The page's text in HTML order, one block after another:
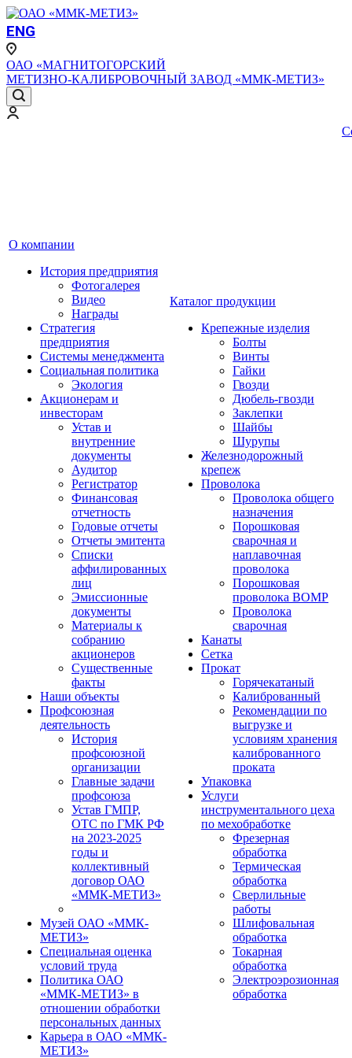
ENG
ОАО «МАГНИТОГОРСКИЙ
МЕТИЗНО-КАЛИБРОВОЧНЫЙ ЗАВОД «ММК-МЕТИЗ»
О компании
История предприятия
Фотогалерея
Видео
Награды
Стратегия
предприятия
Системы менеджмента
Социальная политика
Экология
Акционерам и
инвесторам
Устав и
внутренние
документы
Аудитор
Регистратор
Финансовая
отчетность
Годовые отчеты
Отчеты эмитента
Списки
аффилированных
лиц
Эмиссионные
документы
Материалы к
собранию
акционеров
Существенные
факты
Наши объекты
Профсоюзная
деятельность
История
профсоюзной
организации
Главные задачи
профсоюза
Устав ГМПР,
ОТС по ГМК РФ
на 2023-2025
годы и
коллективный
договор ОАО
«ММК-МЕТИЗ»
Музей ОАО «ММК-
МЕТИЗ»
Специальная оценка
условий труда
Политика ОАО
«ММК-МЕТИЗ» в
отношении обработки
персональных данных
Карьера в ОАО «ММК-
МЕТИЗ»
Каталог продукции
Крепежные изделия
Болты
Винты
Гайки
Гвозди
Дюбель-гвозди
Заклепки
Шайбы
Шурупы
Железнодорожный
крепеж
Проволока
Проволока общего
назначения
Порошковая
сварочная и
наплавочная
проволока
Порошковая
проволока ВОМР
Проволока
сварочная
Канаты
Сетка
Прокат
Горячекатаный
Калиброванный
Рекомендации по
выгрузке и
условиям хранения
калиброванного
проката
Упаковка
Услуги
инструментального цеха
по мехобработке
Фрезерная
обработка
Термическая
обработка
Сверлильные
работы
Шлифовальная
обработка
Токарная
обработка
Электроэрозионная
обработка